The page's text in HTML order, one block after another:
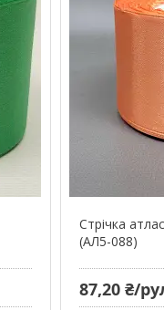
Стрічка
(АЛ5-088)
87,20 ₴/